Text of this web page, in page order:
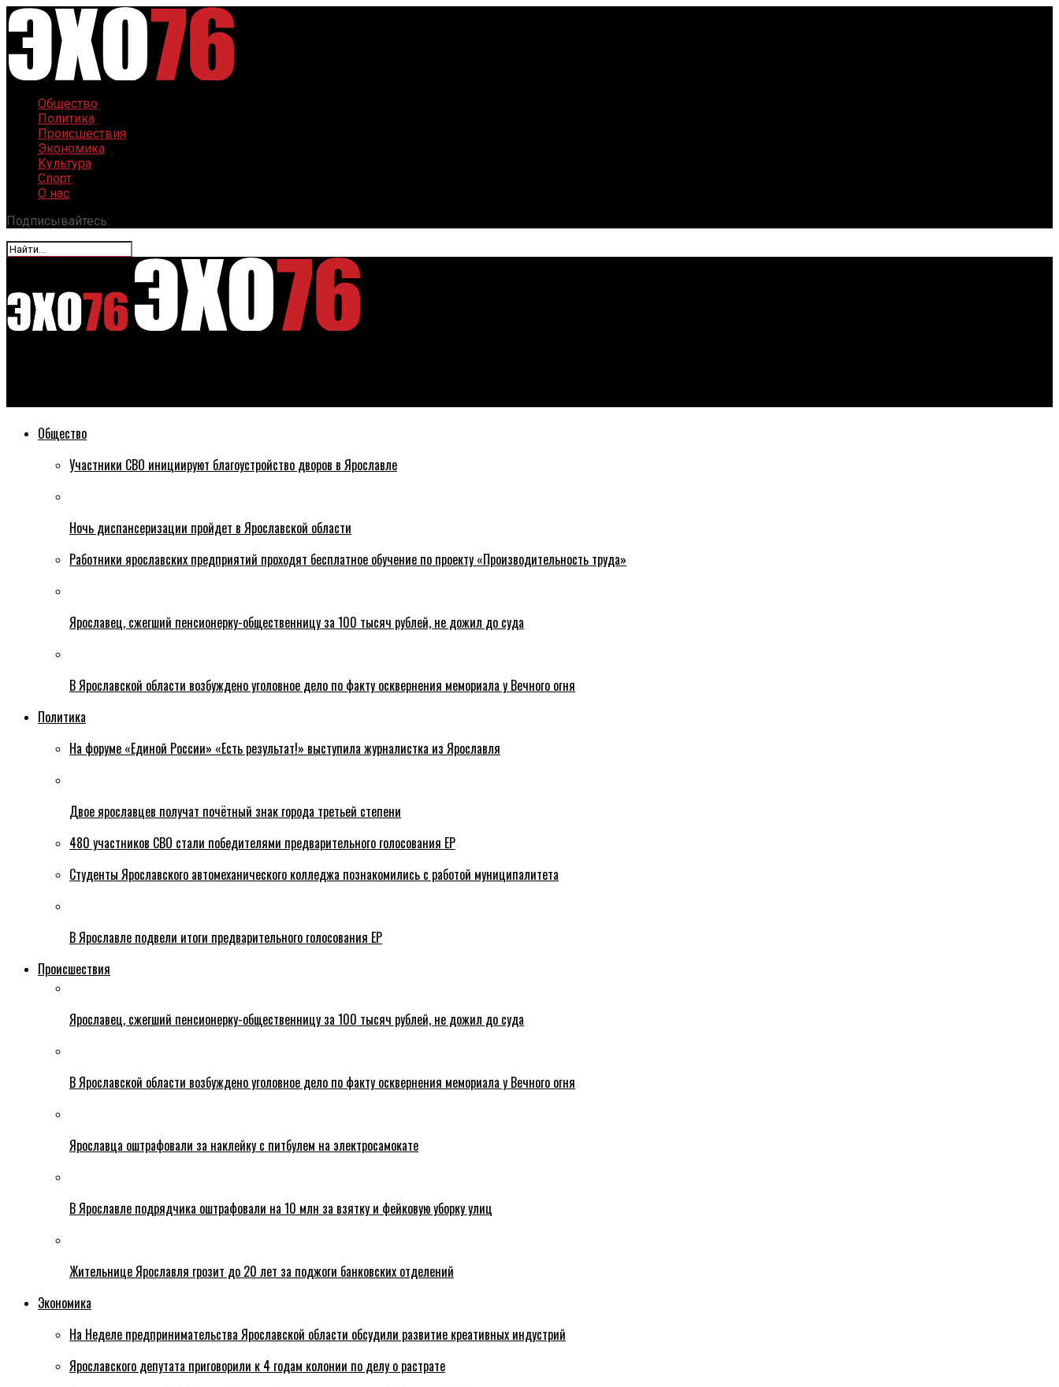
Общество
Политика
Происшествия
Экономика
Культура
Спорт
О нас
Подписывайтесь:
Общество
Участники СВО инициируют благоустройство дворов в Ярославле
Ночь диспансеризации пройдет в Ярославской области
Работники ярославских предприятий проходят бесплатное обучение по проекту «Производительность труда»
Ярославец, сжегший пенсионерку-общественницу за 100 тысяч рублей, не дожил до суда
В Ярославской области возбуждено уголовное дело по факту осквернения мемориала у Вечного огня
Политика
На форуме «Единой России» «Есть результат!» выступила журналистка из Ярославля
Двое ярославцев получат почётный знак города третьей степени
480 участников СВО стали победителями предварительного голосования ЕР
Студенты Ярославского автомеханического колледжа познакомились с работой муниципалитета
В Ярославле подвели итоги предварительного голосования ЕР
Происшествия
Ярославец, сжегший пенсионерку-общественницу за 100 тысяч рублей, не дожил до суда
В Ярославской области возбуждено уголовное дело по факту осквернения мемориала у Вечного огня
Ярославца оштрафовали за наклейку с питбулем на электросамокате
В Ярославле подрядчика оштрафовали на 10 млн за взятку и фейковую уборку улиц
Жительнице Ярославля грозит до 20 лет за поджоги банковских отделений
Экономика
На Неделе предпринимательства Ярославской области обсудили развитие креативных индустрий
Ярославского депутата приговорили к 4 годам колонии по делу о растрате